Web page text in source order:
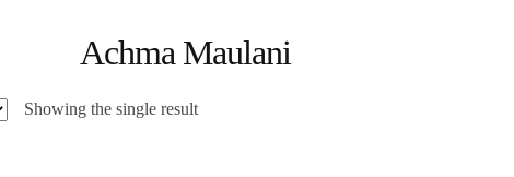
Achma Maulani
Showing the single result